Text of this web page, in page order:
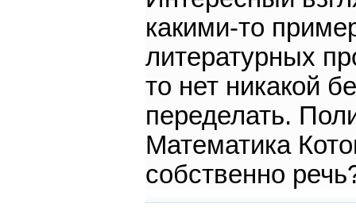
какими-то
литературных
то нет никакой
переделать.
Математика
собственно